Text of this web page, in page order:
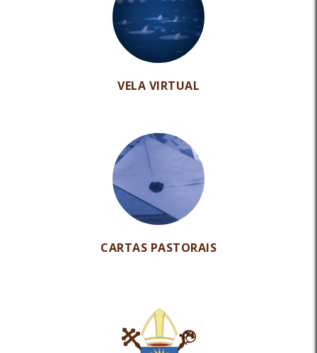
VELA VIRTUAL
CARTAS PASTORAIS